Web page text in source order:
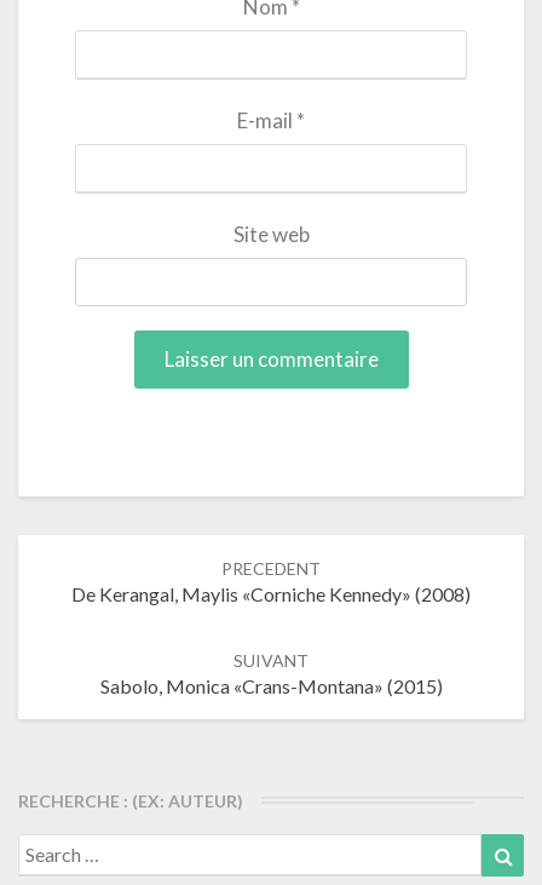
Nom *
E-mail *
Site web
PRECEDENT
De Kerangal, Maylis «Corniche Kennedy» (2008)
SUIVANT
Sabolo, Monica «Crans-Montana» (2015)
RECHERCHE : (EX: AUTEUR)
Search
for: